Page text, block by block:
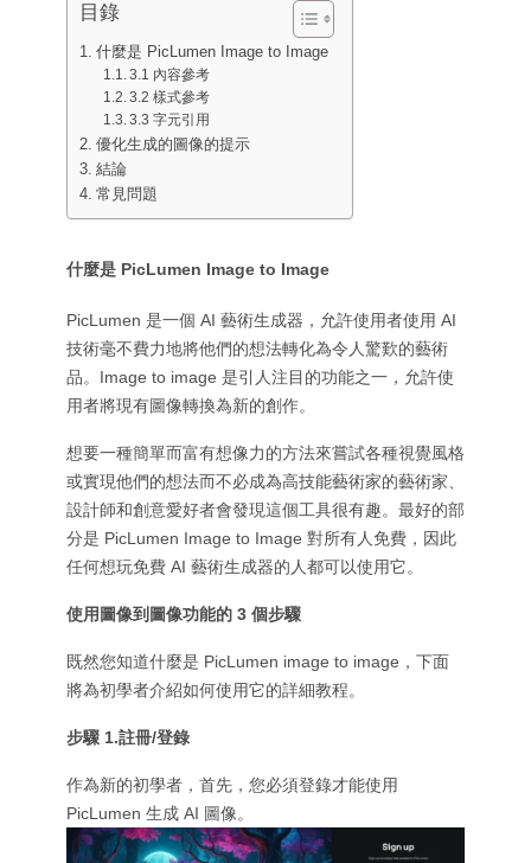
Grok Imagine Seedream 4.0
Seedream 5.0 專業版 Midjourney
GPT-4o
AI 短影片產生器
AI 圖像工具
AI 藝術生成器
AI 影像延伸工具
AI 上色工具
AI 角色生成器
目錄
什麼是 PicLumen Image to Image
3.1 內容參考
3.2 樣式參考
3.3 字元引用
優化生成的圖像的提示
結論
常見問題
什麼是 PicLumen Image to Image
PicLumen 是一個 AI 藝術生成器，允許使用者使用 AI
技術毫不費力地將他們的想法轉化為令人驚歎的藝術
品。Image to image 是引人注目的功能之一，允許使
用者將現有圖像轉換為新的創作。
想要一種簡單而富有想像力的方法來嘗試各種視覺風格
或實現他們的想法而不必成為高技能藝術家的藝術家、
設計師和創意愛好者會發現這個工具很有趣。最好的部
分是 PicLumen Image to Image 對所有人免費，因此
任何想玩免費 AI 藝術生成器的人都可以使用它。
使用圖像到圖像功能的 3 個步驟
既然您知道什麼是 PicLumen image to image，下面
將為初學者介紹如何使用它的詳細教程。
步驟 1.註冊/登錄
作為新的初學者，首先，您必須登錄才能使用
PicLumen 生成 AI 圖像。